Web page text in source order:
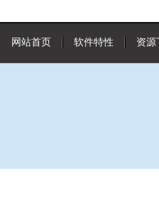
网站首页 软件特性 资源